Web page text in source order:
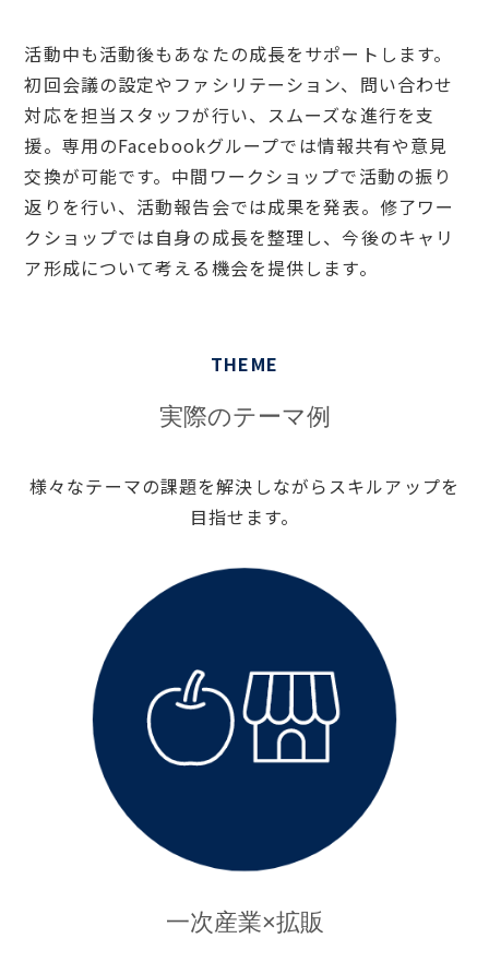
活動中も活動後もあなたの成長をサポートします。
初回会議の設定やファシリテーション、問い合わせ
対応を担当スタッフが行い、スムーズな進行を支
援。専用のFacebookグループでは情報共有や意見
交換が可能です。中間ワークショップで活動の振り
返りを行い、活動報告会では成果を発表。修了ワー
クショップでは自身の成長を整理し、今後のキャリ
ア形成について考える機会を提供します。
THEME
実際のテーマ例
様々なテーマの課題を解決しながらスキルアップを
目指せます。
一次産業×拡販